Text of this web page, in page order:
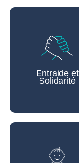
Entraide et
Solidarité